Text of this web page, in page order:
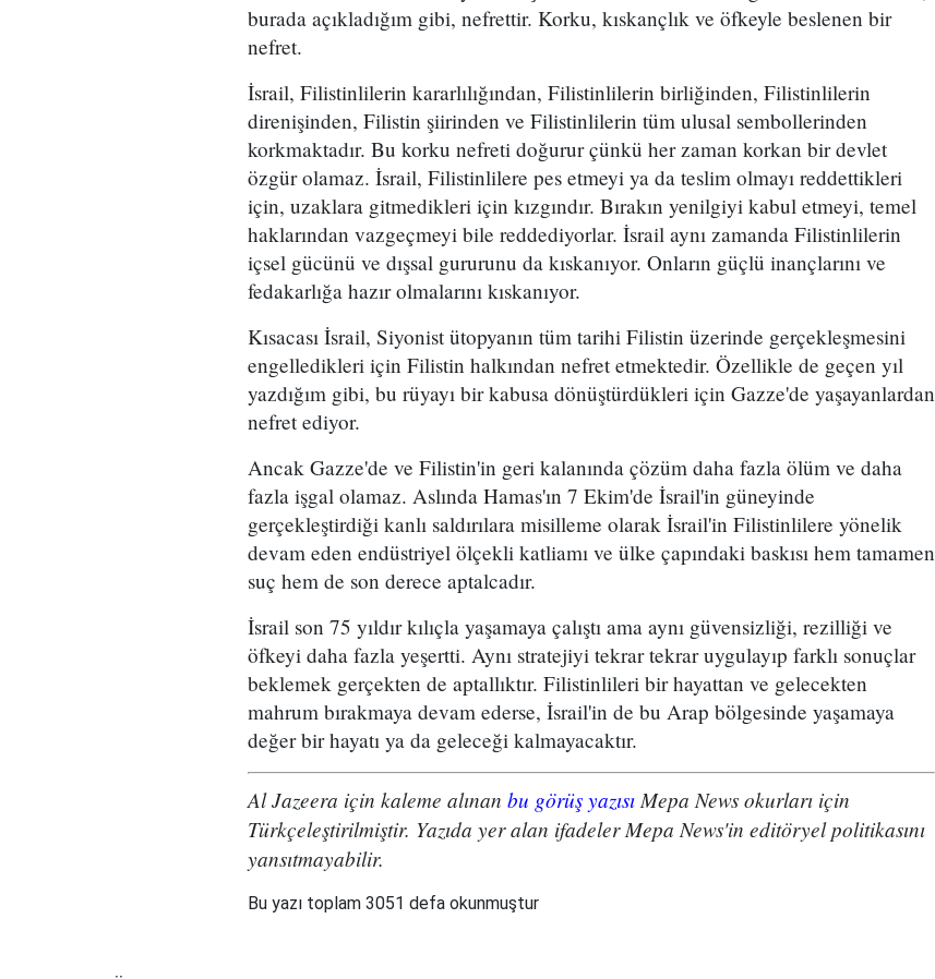
burada açıkladığım gibi, nefrettir. Korku, kıskançlık ve öfkeyle beslenen bir
nefret.
İsrail, Filistinlilerin kararlılığından, Filistinlilerin birliğinden, Filistinlilerin
direnişinden, Filistin şiirinden ve Filistinlilerin tüm ulusal sembollerinden
korkmaktadır. Bu korku nefreti doğurur çünkü her zaman korkan bir devlet
özgür olamaz. İsrail, Filistinlilere pes etmeyi ya da teslim olmayı reddettikleri
için, uzaklara gitmedikleri için kızgındır. Bırakın yenilgiyi kabul etmeyi, temel
haklarından vazgeçmeyi bile reddediyorlar. İsrail aynı zamanda Filistinlilerin
içsel gücünü ve dışsal gururunu da kıskanıyor. Onların güçlü inançlarını ve
fedakarlığa hazır olmalarını kıskanıyor.
Kısacası İsrail, Siyonist ütopyanın tüm tarihi Filistin üzerinde gerçekleşmesini
engelledikleri için Filistin halkından nefret etmektedir. Özellikle de geçen yıl
yazdığım gibi, bu rüyayı bir kabusa dönüştürdükleri için Gazze'de yaşayanlardan
nefret ediyor.
Ancak Gazze'de ve Filistin'in geri kalanında çözüm daha fazla ölüm ve daha
fazla işgal olamaz. Aslında Hamas'ın 7 Ekim'de İsrail'in güneyinde
gerçekleştirdiği kanlı saldırılara misilleme olarak İsrail'in Filistinlilere yönelik
devam eden endüstriyel ölçekli katliamı ve ülke çapındaki baskısı hem tamamen
suç hem de son derece aptalcadır.
İsrail son 75 yıldır kılıçla yaşamaya çalıştı ama aynı güvensizliği, rezilliği ve
öfkeyi daha fazla yeşertti. Aynı stratejiyi tekrar tekrar uygulayıp farklı sonuçlar
beklemek gerçekten de aptallıktır. Filistinlileri bir hayattan ve gelecekten
mahrum bırakmaya devam ederse, İsrail'in de bu Arap bölgesinde yaşamaya
değer bir hayatı ya da geleceği kalmayacaktır.
Al Jazeera için kaleme alınan bu görüş yazısı Mepa News okurları için
Türkçeleştirilmiştir. Yazıda yer alan ifadeler Mepa News'in editöryel politikasını
yansıtmayabilir.
Bu yazı toplam 3051 defa okunmuştur